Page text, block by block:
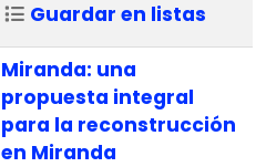
Guardar en listas
Miranda: una
propuesta integral
para la reconstrucción
en Miranda